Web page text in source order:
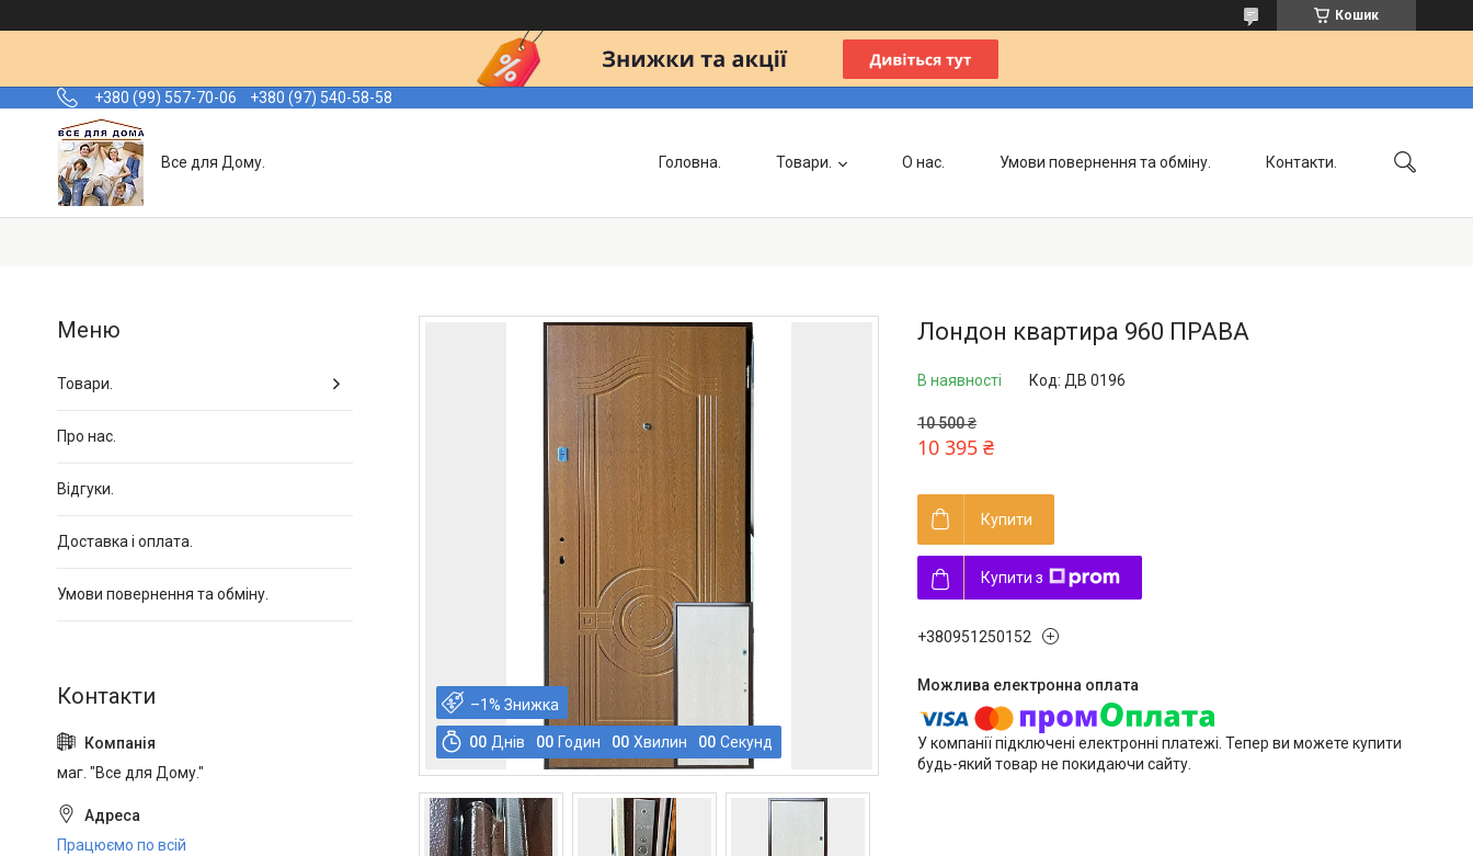
Кошик
+380 (99) 557-70-06 +380 (97) 540-58-58
Все для Дому. Головна. Товари. О нас. Умови повернення та обміну. Контакти.
–1%
00 Днів 00 Годин 00 Хвилин 00 Секунд
Лондон квартира 960 ПРАВА
В наявності Код: ДВ 0196
10 500 ₴
10 395 ₴
Купити
Купити з
+380951250152
У компанії підключені електронні платежі. Тепер ви можете купити
будь-який товар не покидаючи сайту.
Товари.
Про нас.
Відгуки.
Доставка і оплата.
Умови повернення та обміну.
маг. "Все для Дому."
Працюємо по всій